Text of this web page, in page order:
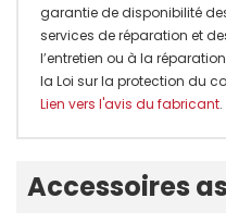
garantie de disponibilité
services de réparation et
l’entretien ou à la
la Loi sur la protection du
Lien vers l'avis du fabricant.
personnalisé
Accessoires